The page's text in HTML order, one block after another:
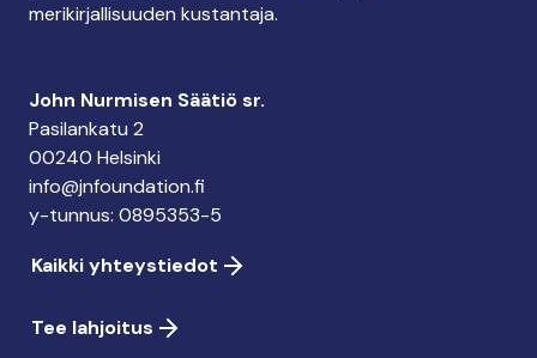
merikirjallisuuden kustantaja.
John Nurmisen Säätiö sr.
Pasilankatu 2
00240 Helsinki
info@jnfoundation.fi
y-tunnus: 0895353-5
Kaikki yhteystiedot
Tee lahjoitus